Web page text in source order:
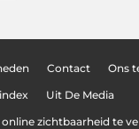
Contact Ons
Uit De Media
zichtbaarheid te